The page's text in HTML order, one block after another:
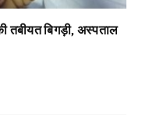
तबीयत बिगड़ी, अस्पताल